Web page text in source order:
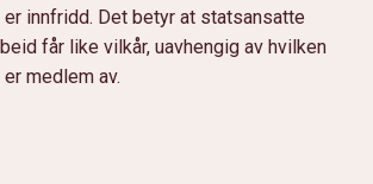
innfridd. Det betyr at statsansatte
får like vilkår, uavhengig av hvilken
medlem av.